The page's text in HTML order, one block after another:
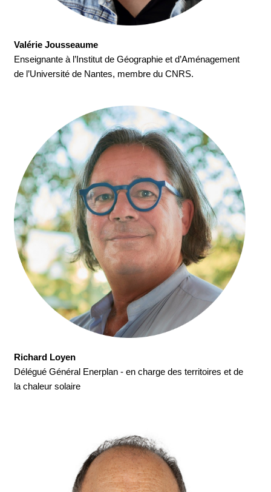
Valérie Jousseaume
Enseignante à l’Institut de Géographie et d’Aménagement
de l’Université de Nantes, membre du CNRS.
Richard Loyen
Délégué Général Enerplan - en charge des territoires et de
la chaleur solaire